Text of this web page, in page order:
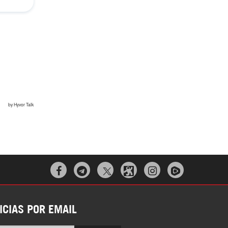
¿Por qué Estados Unidos no puede vencer
a Irán? |GrinGo!
  
POR EMAIL